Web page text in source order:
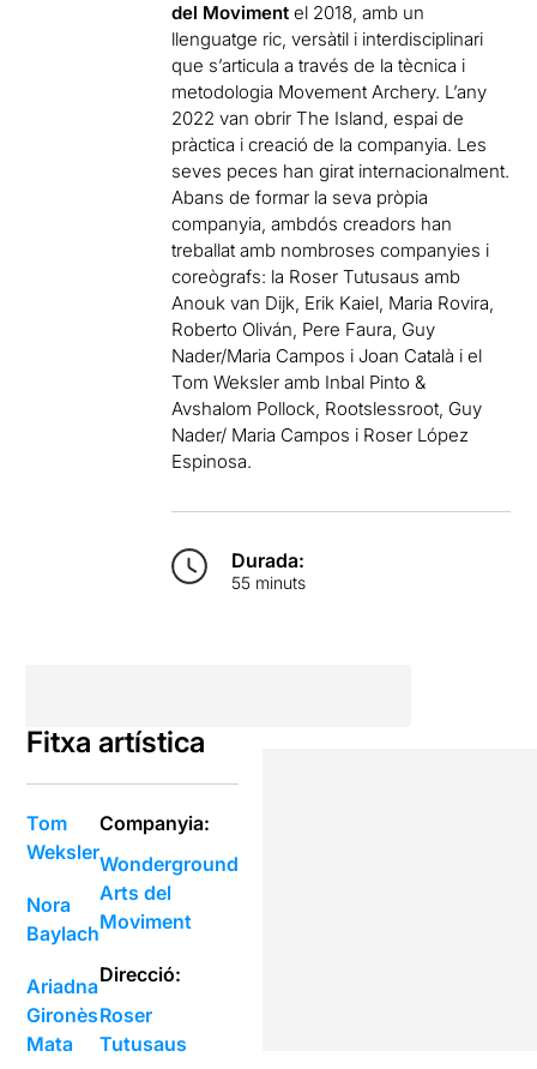
del Moviment el 2018, amb un
llenguatge ric, versàtil i interdisciplinari
que s’articula a través de la tècnica i
metodologia Movement Archery. L’any
2022 van obrir The Island, espai de
pràctica i creació de la companyia. Les
seves peces han girat internacionalment.
Abans de formar la seva pròpia
companyia, ambdós creadors han
treballat amb nombroses companyies i
coreògrafs: la Roser Tutusaus amb
Anouk van Dijk, Erik Kaiel, Maria Rovira,
Roberto Oliván, Pere Faura, Guy
Nader/Maria Campos i Joan Català i el
Tom Weksler amb Inbal Pinto &
Avshalom Pollock, Rootslessroot, Guy
Nader/ Maria Campos i Roser López
Espinosa.
Durada:
55 minuts
Fitxa artística
Tom
Weksler
Nora
Baylach
Ariadna
Gironès
Mata
Companyia:
Wonderground
Arts del
Moviment
Direcció:
Roser
Tutusaus